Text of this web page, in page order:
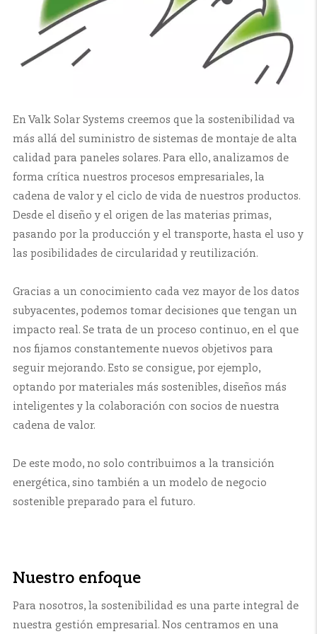
En Valk Solar Systems creemos que la sostenibilidad va
más allá del suministro de sistemas de montaje de alta
calidad para paneles solares. Para ello, analizamos de
forma crítica nuestros procesos empresariales, la
cadena de valor y el ciclo de vida de nuestros productos.
Desde el diseño y el origen de las materias primas,
pasando por la producción y el transporte, hasta el uso y
las posibilidades de circularidad y reutilización.
Gracias a un conocimiento cada vez mayor de los datos
subyacentes, podemos tomar decisiones que tengan un
impacto real. Se trata de un proceso continuo, en el que
nos fijamos constantemente nuevos objetivos para
seguir mejorando. Esto se consigue, por ejemplo,
optando por materiales más sostenibles, diseños más
inteligentes y la colaboración con socios de nuestra
cadena de valor.
De este modo, no solo contribuimos a la transición
energética, sino también a un modelo de negocio
sostenible preparado para el futuro.
Nuestro enfoque
Para nosotros, la sostenibilidad es una parte integral de
nuestra gestión empresarial. Nos centramos en una